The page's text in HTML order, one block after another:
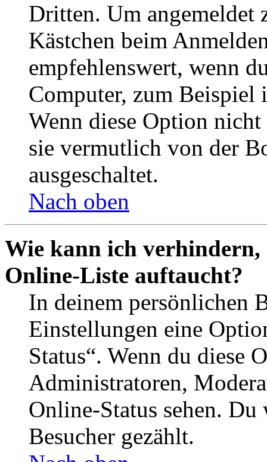
Dritten. Um angemeldet
Kästchen beim
empfehlenswert, wenn
Computer, zum Beispiel
Wenn diese Option
sie vermutlich von der
ausgeschaltet.
Nach oben
Wie kann ich verhindern,
Online-Liste auftaucht?
In deinem persönlichen
Einstellungen eine
Status“. Wenn du diese
Administratoren,
Online-Status sehen.
Besucher gezählt.